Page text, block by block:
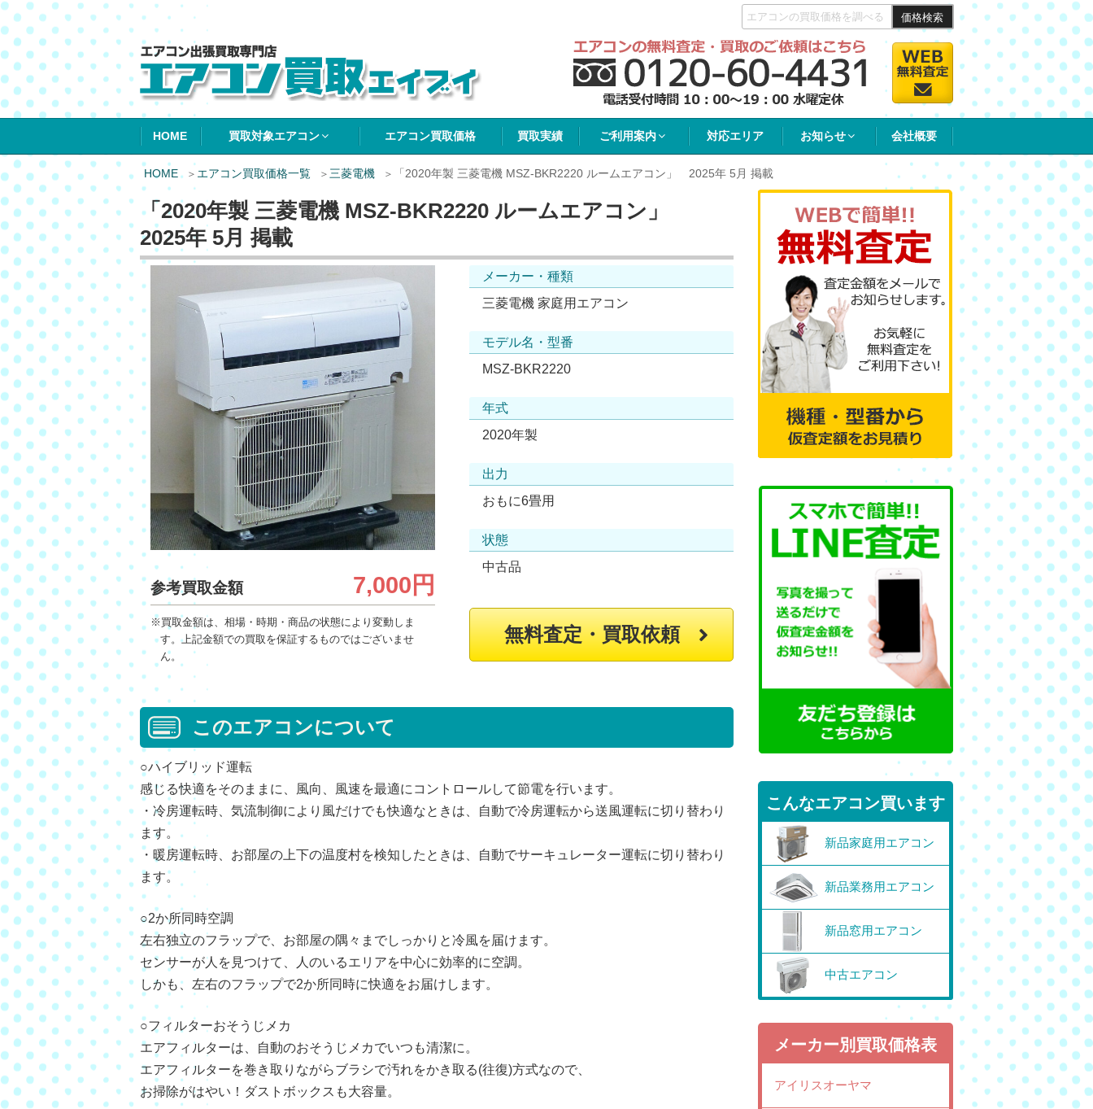
価格検索
エアコン買取エイブイ
HOME 買取対象エアコン エアコン買取価格 買取実績 ご利用案内 対応エリア お知らせ 会社概要
HOME エアコン買取価格一覧 三菱電機 「2020年製 三菱電機 MSZ-BKR2220 ルームエアコン」 2025年 5月 掲載
「2020年製 三菱電機 MSZ-BKR2220 ルームエアコン」
2025年 5月 掲載
参考買取金額 7,000円
※買取金額は、相場・時期・商品の状態により変動しま
す。上記金額での買取を保証するものではございませ
ん。
メーカー・種類
三菱電機 家庭用エアコン
モデル名・型番
MSZ-BKR2220
年式
2020年製
出力
おもに6畳用
状態
中古品
無料査定・買取依頼
このエアコンについて
○ハイブリッド運転
感じる快適をそのままに、風向、風速を最適にコントロールして節電を行います。
・冷房運転時、気流制御により風だけでも快適なときは、自動で冷房運転から送風運転に切り替わり
ます。
・暖房運転時、お部屋の上下の温度村を検知したときは、自動でサーキュレーター運転に切り替わり
ます。
○2か所同時空調
左右独立のフラップで、お部屋の隅々までしっかりと冷風を届けます。
センサーが人を見つけて、人のいるエリアを中心に効率的に空調。
しかも、左右のフラップで2か所同時に快適をお届けします。
○フィルターおそうじメカ
エアフィルターは、自動のおそうじメカでいつも清潔に。
エアフィルターを巻き取りながらブラシで汚れをかき取る(往復)方式なので、
お掃除がはやい！ダストボックスも大容量。
こんなエアコン買います
新品家庭用エアコン
新品業務用エアコン
新品窓用エアコン
中古エアコン
メーカー別買取価格表
アイリスオーヤマ